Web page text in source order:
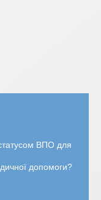
ВПО для
допомоги?